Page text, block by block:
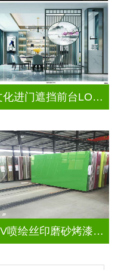
文化进门遮挡前台LOGO玻璃背景墙
UV喷绘丝印磨砂烤漆玻璃